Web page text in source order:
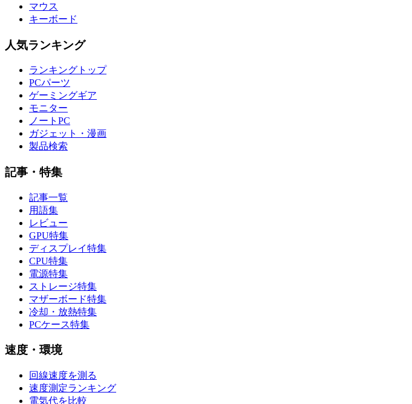
マウス
キーボード
人気ランキング
ランキングトップ
PCパーツ
ゲーミングギア
モニター
ノートPC
ガジェット・漫画
製品検索
記事・特集
記事一覧
用語集
レビュー
GPU特集
ディスプレイ特集
CPU特集
電源特集
ストレージ特集
マザーボード特集
冷却・放熱特集
PCケース特集
速度・環境
回線速度を測る
速度測定ランキング
電気代を比較